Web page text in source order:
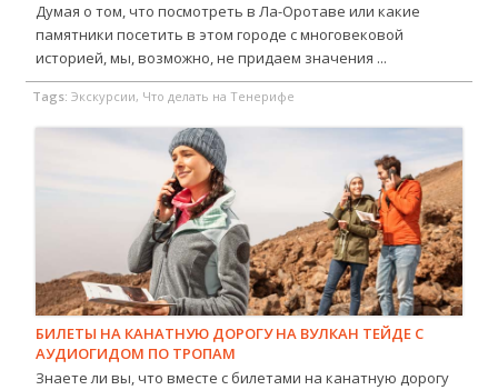
Думая о том, что посмотреть в Ла-Оротаве или какие
памятники посетить в этом городе с многовековой
историей, мы, возможно, не придаем значения ...
Tags: Экскурсии, Что делать на Тенерифе
БИЛЕТЫ НА КАНАТНУЮ ДОРОГУ НА ВУЛКАН ТЕЙДЕ С
АУДИОГИДОМ ПО ТРОПАМ
Знаете ли вы, что вместе с билетами на канатную дорогу